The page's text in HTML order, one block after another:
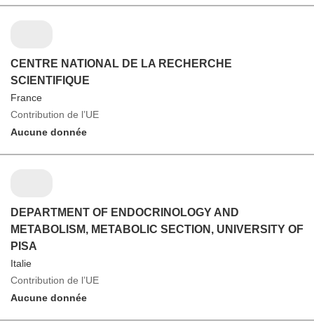
CENTRE NATIONAL DE LA RECHERCHE
SCIENTIFIQUE
France
Contribution de l’UE
Aucune donnée
DEPARTMENT OF ENDOCRINOLOGY AND
METABOLISM, METABOLIC SECTION, UNIVERSITY OF
PISA
Italie
Contribution de l’UE
Aucune donnée